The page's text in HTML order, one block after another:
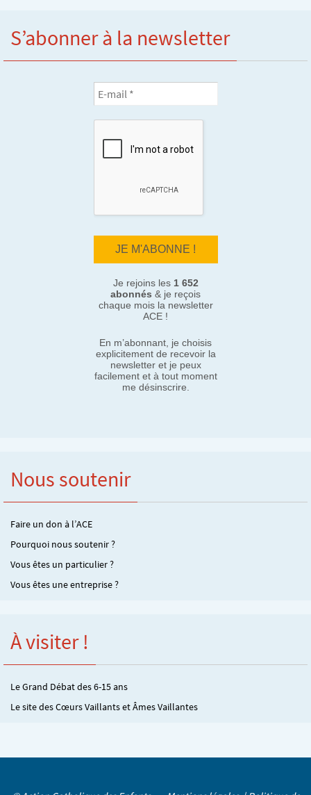
S’abonner à la newsletter
Je rejoins les 1 652
abonnés & je reçois
chaque mois la newsletter
ACE !
En m’abonnant, je choisis
explicitement de recevoir la
newsletter et je peux
facilement et à tout moment
me désinscrire.
Nous soutenir
Faire un don à l’ACE
Pourquoi nous soutenir ?
Vous êtes un particulier ?
Vous êtes une entreprise ?
À visiter !
Le Grand Débat des 6-15 ans
Le site des Cœurs Vaillants et Âmes Vaillantes